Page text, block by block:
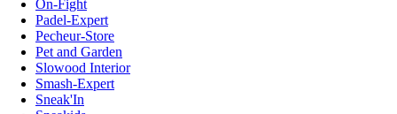
On-Fight
Padel-Expert
Pecheur-Store
Pet and Garden
Slowood Interior
Smash-Expert
Sneak'In